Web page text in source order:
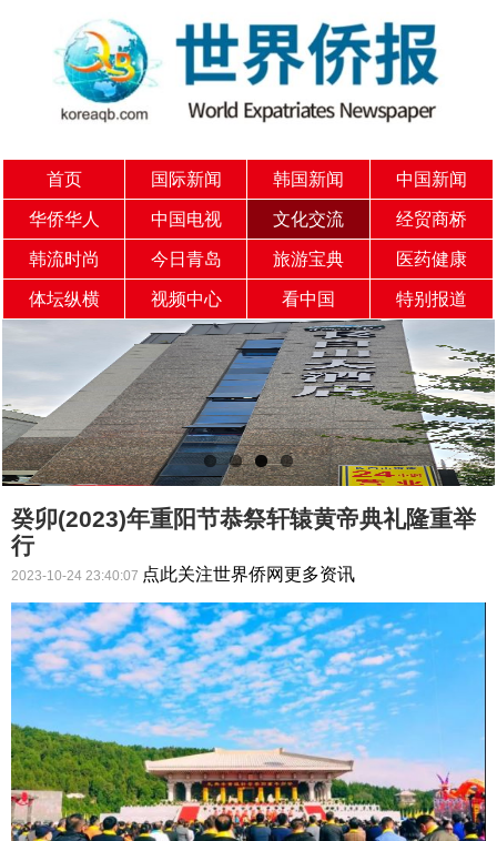
首页 国际新闻 韩国新闻 中国新闻
华侨华人 中国电视 文化交流 经贸商桥
韩流时尚 今日青岛 旅游宝典 医药健康
体坛纵横 视频中心 看中国 特别报道
癸卯(2023)年重阳节恭祭轩辕黄帝典礼隆重举
行
2023-10-24 23:40:07 点此关注世界侨网更多资讯